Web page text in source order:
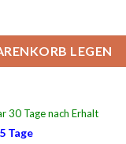
LEGEN
30 Tage nach Erhalt
Tage